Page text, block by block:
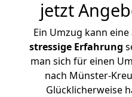
jetzt
Ein Umzug kann
stressige Erfahrung
man sich für einen
nach Münster-
Glücklicherweise